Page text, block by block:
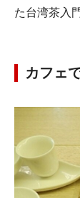
た台湾茶入
カフェ